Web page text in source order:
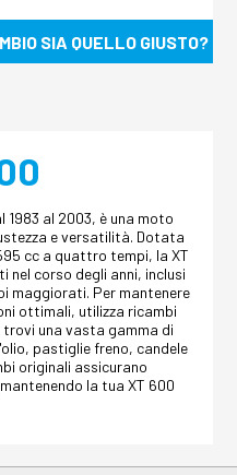
SIA QUELLO GIUSTO?
al 2003, è una moto
e versatilità. Dotata
cc a quattro tempi, la XT
nel corso degli anni, inclusi
maggiorati. Per mantenere
ottimali, utilizza ricambi
trovi una vasta gamma di
pastiglie freno, candele
originali assicurano
la tua XT 600